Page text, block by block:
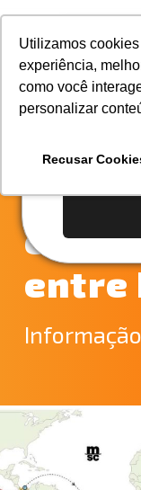
Utilizamos
experiência,
como você
personalizar
Recusar
A Mastersul
Blog
Contato
Rota
entre
Informação